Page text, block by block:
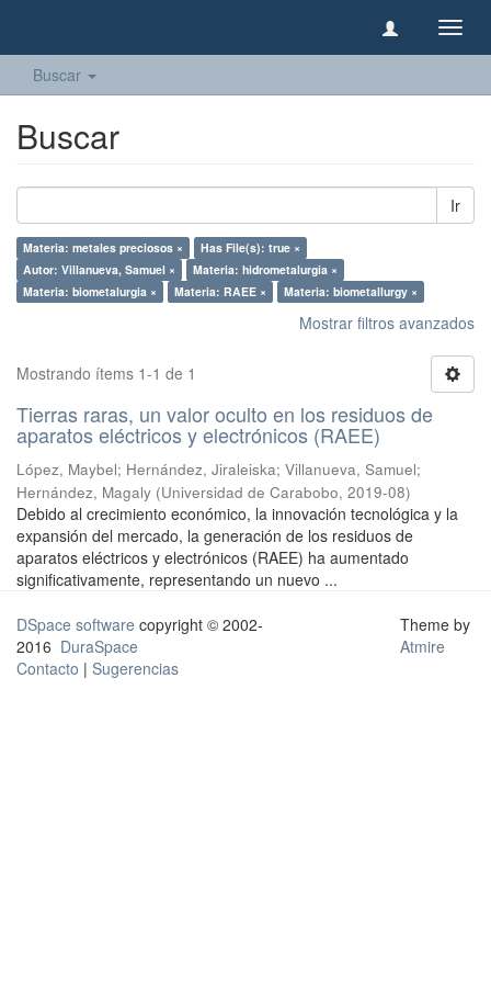
Buscar
Buscar
Ir
Materia: metales preciosos ×
Has File(s): true ×
Autor: Villanueva, Samuel ×
Materia: hidrometalurgia ×
Materia: biometalurgia ×
Materia: RAEE × Materia: biometallurgy ×
Mostrar filtros avanzados
Mostrando ítems 1-1 de 1
Tierras raras, un valor oculto en los residuos de
aparatos eléctricos y electrónicos (RAEE)
López, Maybel; Hernández, Jiraleiska; Villanueva, Samuel;
Hernández, Magaly (Universidad de Carabobo, 2019-08)
Debido al crecimiento económico, la innovación tecnológica y la
expansión del mercado, la generación de los residuos de
aparatos eléctricos y electrónicos (RAEE) ha aumentado
significativamente, representando un nuevo ...
DSpace software copyright © 2002-
2016 DuraSpace
Contacto | Sugerencias
Theme by
Atmire